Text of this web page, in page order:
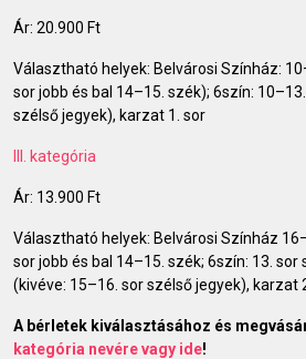
Ár: 20.900 Ft
Választható helyek: Belvárosi Színház:
sor jobb és bal 14–15. szék); 6szín:
szélső jegyek), karzat 1. sor
III. kategória
Ár: 13.900 Ft
Választható helyek: Belvárosi Színház
sor jobb és bal 14–15. szék; 6szín: 13.
(kivéve: 15–16. sor szélső jegyek), karzat
A bérletek kiválasztásához és
kategória nevére vagy ide!